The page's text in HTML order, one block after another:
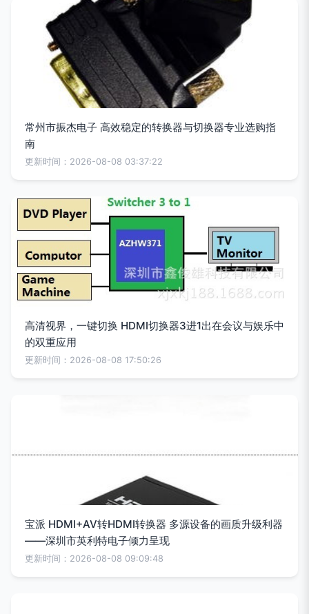
常州市振杰电子 高效稳定的转换器与切换器专业选购指
南
更新时间：2026-08-08 03:37:22
高清视界，一键切换 HDMI切换器3进1出在会议与娱乐中
的双重应用
更新时间：2026-08-08 17:50:26
宝派 HDMI+AV转HDMI转换器 多源设备的画质升级利器
——深圳市英利特电子倾力呈现
更新时间：2026-08-08 09:09:48